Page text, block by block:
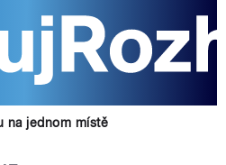
na jednom místě